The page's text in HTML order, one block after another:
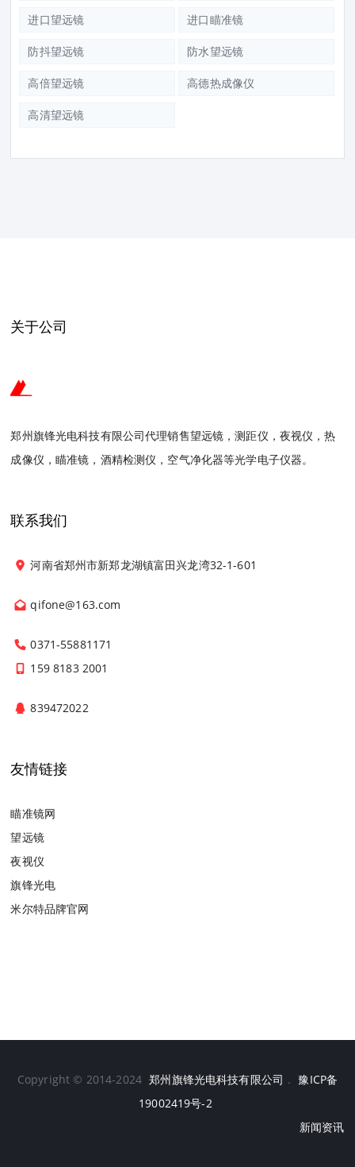
进口望远镜 进口瞄准镜
防抖望远镜 防水望远镜
高倍望远镜 高德热成像仪
高清望远镜
关于公司
郑州旗锋光电科技有限公司代理销售望远镜，测距仪，夜视仪，热
成像仪，瞄准镜，酒精检测仪，空气净化器等光学电子仪器。
联系我们
河南省郑州市新郑龙湖镇富田兴龙湾32-1-601
qifone@163.com
0371-55881171
159 8183 2001
839472022
友情链接
瞄准镜网
望远镜
夜视仪
旗锋光电
米尔特品牌官网
Copyright © 2014-2024 郑州旗锋光电科技有限公司 . 豫ICP备
19002419号-2
新闻资讯